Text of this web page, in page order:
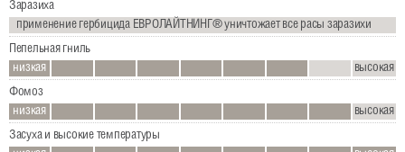
Заразиха
применение гербицида ЕВРОЛАЙТНИНГ® уничтожает все расы заразихи
Пепельная гниль
низкая
высокая
Фомоз
низкая
высокая
Засуха и высокие температуры